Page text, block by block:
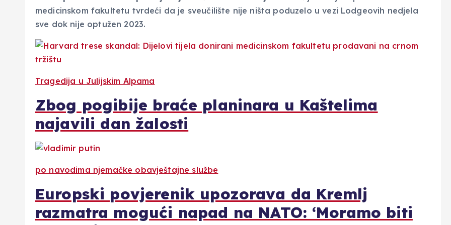
medicinskom fakultetu tvrdeći da je sveučilište nije ništa poduzelo u vezi Lodgeovih nedjela
sve dok nije optužen 2023.
Tragedija u Julijskim Alpama
Zbog pogibije braće planinara u Kaštelima
najavili dan žalosti
po navodima njemačke obavještajne službe
Europski povjerenik upozorava da Kremlj
razmatra mogući napad na NATO: ‘Moramo biti